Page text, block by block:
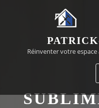
Réinventer votre